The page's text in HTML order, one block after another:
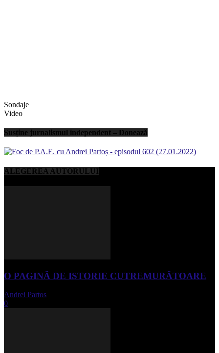
Sondaje
Video
Susține jurnalismul independent – Donează
ALEGEREA AUTORULUI
O PAGINĂ DE ISTORIE CUTREMURĂTOARE
Andrei Partos
0